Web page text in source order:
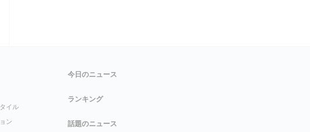
イル
ン
今日のニュース
ランキング
話題のニュース